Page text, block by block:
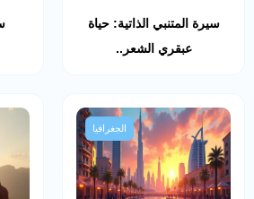
سيرة المتنبي الذاتية: حياة
عبقري الشعر..
الجغرافيا